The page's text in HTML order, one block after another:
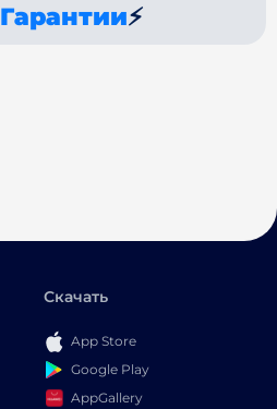
Гарантии⚡
Скачать
App Store
Google Play
AppGallery